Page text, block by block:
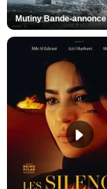
Mutiny Bande-annonce